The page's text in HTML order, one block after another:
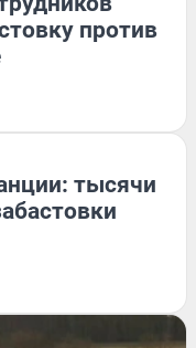
против
тысячи